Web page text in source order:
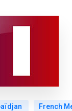
French